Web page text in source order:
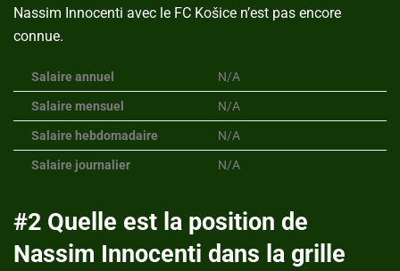
Nassim Innocenti avec le FC Košice n’est pas encore
connue.
Salaire annuel N/A
Salaire mensuel N/A
Salaire hebdomadaire N/A
Salaire journalier N/A
#2 Quelle est la position de
Nassim Innocenti dans la grille